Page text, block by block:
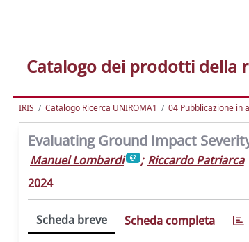
Catalogo dei prodotti della
IRIS Catalogo Ricerca UNIROMA1 04 Pubblicazione in
Evaluating Ground Impact
Manuel Lombardi ; Riccardo Patriarca
2024
Scheda breve Scheda completa